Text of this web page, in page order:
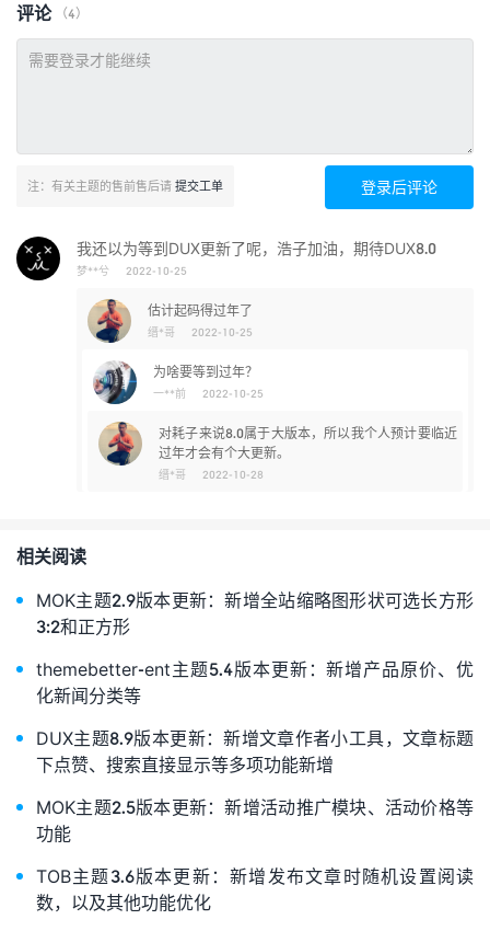
评论（4）
登录后评论
注：有关主题的售前售后请 提交工单
我还以为等到DUX更新了呢，浩子加油，期待DUX8.0
梦**兮 2022-10-25
估计起码得过年了
缙*哥 2022-10-25
为啥要等到过年？
一**前 2022-10-25
对耗子来说8.0属于大版本，所以我个人预计要临近
过年才会有个大更新。
缙*哥 2022-10-28
相关阅读
MOK主题2.9版本更新：新增全站缩略图形状可选长方形
3:2和正方形
themebetter-ent主题5.4版本更新：新增产品原价、优
化新闻分类等
DUX主题8.9版本更新：新增文章作者小工具，文章标题
下点赞、搜索直接显示等多项功能新增
MOK主题2.5版本更新：新增活动推广模块、活动价格等
功能
TOB主题3.6版本更新：新增发布文章时随机设置阅读
数，以及其他功能优化